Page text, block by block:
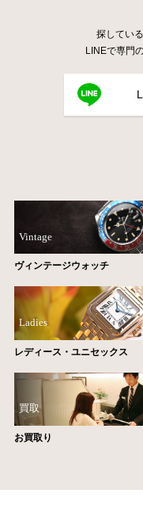
探してい
LINEで専門
Vintage
ヴィンテージウォッチ
Ladies
レディース・ユニセックス
買取
お買取り